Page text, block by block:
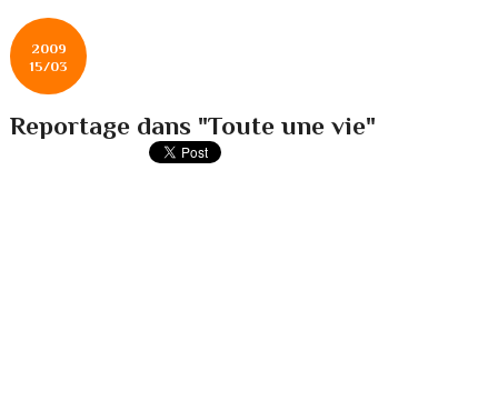
2009
15/03
Reportage dans "Toute une vie"